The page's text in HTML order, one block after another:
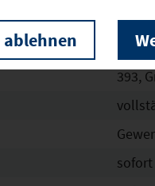
0,8
393,
ablehnen